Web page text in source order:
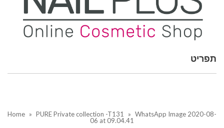
Toggle
תפריט
Home » PURE Private collection -T131 » WhatsApp Image 2020-08-
06 at 09.04.41